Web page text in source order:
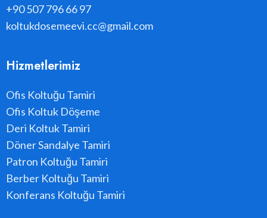
+90 507 796 66 97
koltukdosemeevi.cc@gmail.com
Hizmetlerimiz
Ofis Koltuğu Tamiri
Ofis Koltuk Döşeme
Deri Koltuk Tamiri
Döner Sandalye Tamiri
Patron Koltuğu Tamiri
Berber Koltuğu Tamiri
Konferans Koltuğu Tamiri